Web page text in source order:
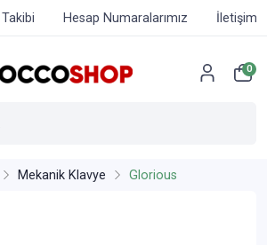
Hesap Numaralarımız İletişim
0
Mekanik Klavye Glorious